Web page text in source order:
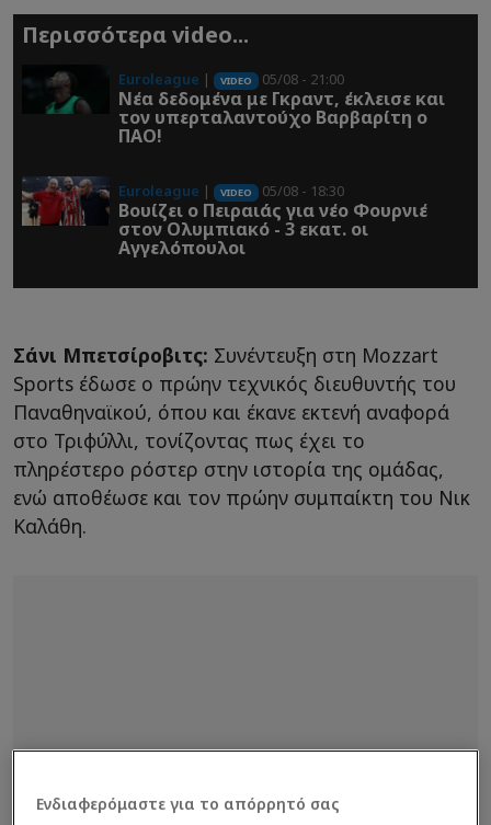
Περισσότερα video...
Euroleague | VIDEO 05/08 - 21:00
Νέα δεδομένα με Γκραντ, έκλεισε και
τον υπερταλαντούχο Βαρβαρίτη ο
ΠΑΟ!
Euroleague | VIDEO 05/08 - 18:30
Βουίζει ο Πειραιάς για νέο Φουρνιέ
στον Ολυμπιακό - 3 εκατ. οι
Αγγελόπουλοι
Σάνι Μπετσίροβιτς: Συνέντευξη στη Mozzart
Sports έδωσε ο πρώην τεχνικός διευθυντής του
Παναθηναϊκού, όπου και έκανε εκτενή αναφορά
στο Τριφύλλι, τονίζοντας πως έχει το
πληρέστερο ρόστερ στην ιστορία της ομάδας,
ενώ αποθέωσε και τον πρώην συμπαίκτη του Νικ
Καλάθη.
Ενδιαφερόμαστε για το απόρρητό σας